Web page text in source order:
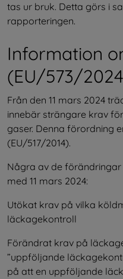
tas ur bruk. Detta görs i
rapporteringen.
Information
(EU/573/
Från den 11 mars 2024
innebär strängare krav
gaser. Denna förordning
(EU/517/2014).
Några av de
med 11 mars 2024:
Utökat krav på vilka
läckagekontroll
Förändrat krav på
”uppföljande
på att en uppföljande